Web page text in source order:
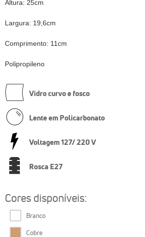
Altura: 25cm
Largura: 19,6cm
Comprimento: 11cm
Polipropileno
Vidro curvo e fosco
Lente em Policarbonato
Voltagem 127/ 220 V
Rosca E27
Cores disponíveis:
Branco
Cobre